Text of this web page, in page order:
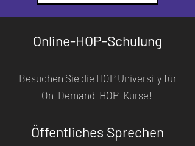
Online-HOP-Schulung
Besuchen Sie die HOP University für
On-Demand-HOP-Kurse!
Öffentliches Sprechen